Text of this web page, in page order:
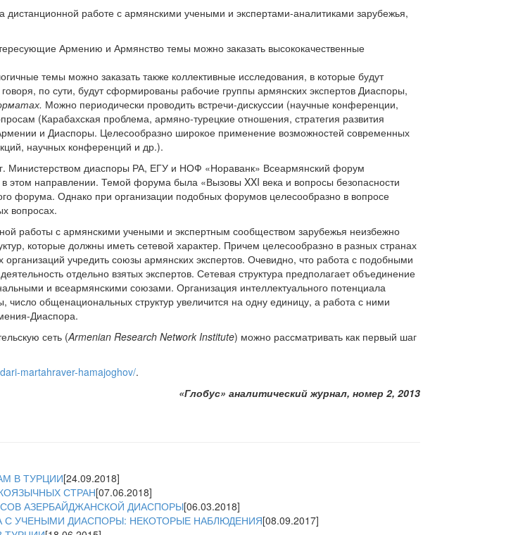
дистанционной работе с армянскими учеными и экспертами-аналитиками зарубежья,
Армению и Армянство темы можно заказать высококачественные
темы можно заказать также коллективные исследования, в которые будут
по сути, будут сформированы рабочие группы армянских экспертов Диаспоры,
Можно периодически проводить встречи-дискуссии (научные конференции,
(Карабахская проблема, армяно-турецкие отношения, стратегия развития
и Диаспоры. Целесообразно широкое применение возможностей современных
научных конференций и др.).
Министерством диаспоры РА, ЕГУ и НОФ «Нораванк» Всеармянский форум
этом направлении. Темой форума была «Вызовы XXI века и вопросы безопасности
форума. Однако при организации подобных форумов целесообразно в вопросе
вопросах.
работы с армянскими учеными и экспертным сообществом зарубежья неизбежно
которые должны иметь сетевой характер. Причем целесообразно в разных странах
учредить союзы армянских экспертов. Очевидно, что работа с подобными
отдельно взятых экспертов. Сетевая структура предполагает объединение
и всеармянскими союзами. Организация интеллектуального потенциала
число общенациональных структур увеличится на одну единицу, а работа с ними
Диаспора.
сеть (Armenian Research Network Institute) можно рассматривать как первый шаг
martahraver-hamajoghov/.
«Глобус» аналитический журнал, номер 2, 2013
В ТУРЦИИ[24.09.2018]
СТРАН[07.06.2018]
АЗЕРБАЙДЖАНСКОЙ ДИАСПОРЫ[06.03.2018]
С УЧЕНЫМИ ДИАСПОРЫ: НЕКОТОРЫЕ НАБЛЮДЕНИЯ[08.09.2017]